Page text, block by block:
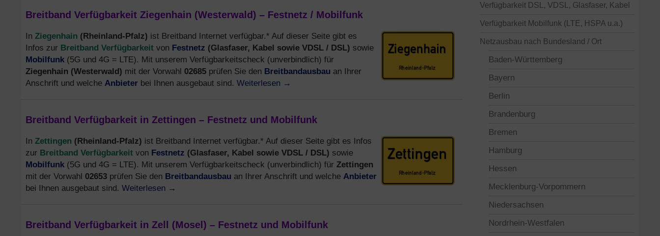
Breitband Verfügbarkeit Ziegenhain (Westerwald) – Festnetz / Mobilfunk
In Ziegenhain (Rheinland-Pfalz) ist Breitband Internet verfügbar.* Auf dieser Seite gibt es
Infos zur Breitband Verfügbarkeit von Festnetz (Glasfaser, Kabel sowie VDSL / DSL) sowie
Mobilfunk (5G und 4G = LTE). Mit unserem Verfügbarkeitscheck (unverbindlich) für
Ziegenhain (Westerwald) mit der Vorwahl 02685 prüfen Sie den Breitbandausbau an Ihrer
Anschrift und welche Anbieter bei Ihnen ausgebaut sind. Weiterlesen →
Breitband Verfügbarkeit in Zettingen – Festnetz und Mobilfunk
In Zettingen (Rheinland-Pfalz) ist Breitband Internet verfügbar.* Auf dieser Seite gibt es Infos
zur Breitband Verfügbarkeit von Festnetz (Glasfaser, Kabel sowie VDSL / DSL) sowie
Mobilfunk (5G und 4G = LTE). Mit unserem Verfügbarkeitscheck (unverbindlich) für Zettingen
mit der Vorwahl 02653 prüfen Sie den Breitbandausbau an Ihrer Anschrift und welche Anbieter
bei Ihnen ausgebaut sind. Weiterlesen →
Breitband Verfügbarkeit in Zell (Mosel) – Festnetz und Mobilfunk
Verfügbarkeit DSL, VDSL, Glasfaser, Kabel
Verfügbarkeit Mobilfunk (LTE, HSPA u.a.)
Netzausbau nach Bundesland / Ort
Baden-Württemberg
Bayern
Berlin
Brandenburg
Bremen
Hamburg
Hessen
Mecklenburg-Vorpommern
Niedersachsen
Nordrhein-Westfalen